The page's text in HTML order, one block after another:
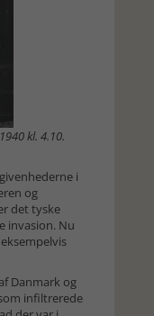
kl. 4.10.
i
og
det tyske
invasion. Nu
Danmark og
infiltrerede